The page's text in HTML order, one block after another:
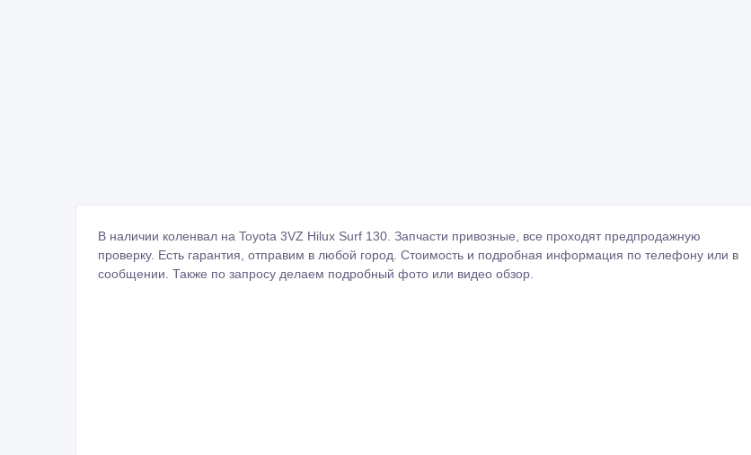
В наличии коленвал на Toyota 3VZ Hilux Surf 130. Запчасти привозные, все проходят предпродажную
проверку. Есть гарантия, отправим в любой город. Стоимость и подробная информация по телефону или в
сообщении. Также по запросу делаем подробный фото или видео обзор.